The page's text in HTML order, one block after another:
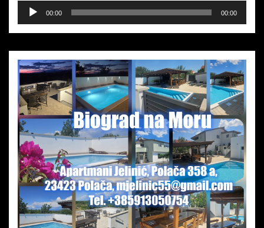
Audio-
Player
00:00 00:00